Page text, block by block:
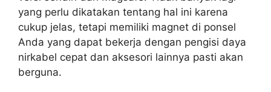
yang perlu dikatakan tentang hal ini karena
cukup jelas, tetapi memiliki magnet di ponsel
Anda yang dapat bekerja dengan pengisi daya
nirkabel cepat dan aksesori lainnya pasti akan
berguna.